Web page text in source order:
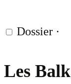
Dossier ·
Les